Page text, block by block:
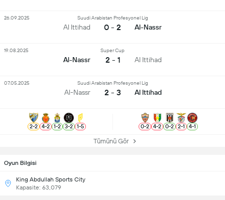
Oyun Bilgisi
King Abdullah Sports City
Kapasite: 63,079
Al Ittihad
Suudi Arabistan Profesyonel Lig
0 - 2 Al-Nassr
26.09.2025
Al-Nassr
Super Cup
2 - 1 Al Ittihad
19.08.2025
Al-Nassr
Suudi Arabistan Profesyonel Lig
2 - 3 Al Ittihad
07.05.2025
2-2 4-2 1-2 3-2 1-5 0-2 4-2 0-2 2-1 4-1
Tümünü Gör